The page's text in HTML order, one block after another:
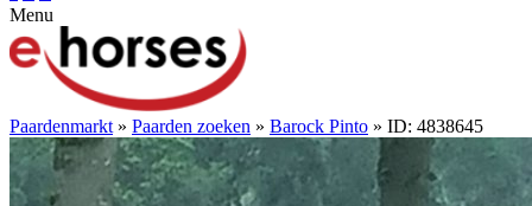
Menu
Paardenmarkt » Paarden zoeken » Barock Pinto » ID: 4838645